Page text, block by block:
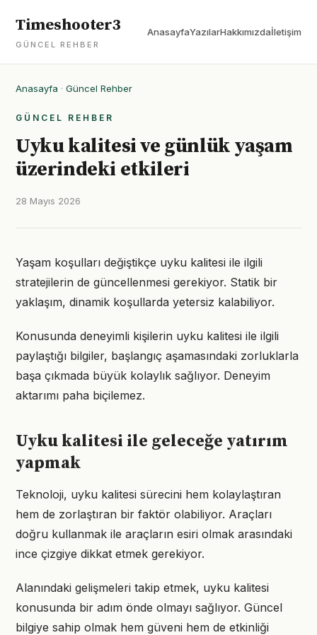
Timeshooter3
GÜNCEL REHBER
AnasayfaYazılarHakkımızdaİletişim
Anasayfa · Güncel Rehber
GÜNCEL REHBER
Uyku kalitesi ve günlük yaşam
üzerindeki etkileri
28 Mayıs 2026
Yaşam koşulları değiştikçe uyku kalitesi ile ilgili
stratejilerin de güncellenmesi gerekiyor. Statik bir
yaklaşım, dinamik koşullarda yetersiz kalabiliyor.
Konusunda deneyimli kişilerin uyku kalitesi ile ilgili
paylaştığı bilgiler, başlangıç aşamasındaki zorluklarla
başa çıkmada büyük kolaylık sağlıyor. Deneyim
aktarımı paha biçilemez.
Uyku kalitesi ile geleceğe yatırım
yapmak
Teknoloji, uyku kalitesi sürecini hem kolaylaştıran
hem de zorlaştıran bir faktör olabiliyor. Araçları
doğru kullanmak ile araçların esiri olmak arasındaki
ince çizgiye dikkat etmek gerekiyor.
Alanındaki gelişmeleri takip etmek, uyku kalitesi
konusunda bir adım önde olmayı sağlıyor. Güncel
bilgiye sahip olmak hem güveni hem de etkinliği